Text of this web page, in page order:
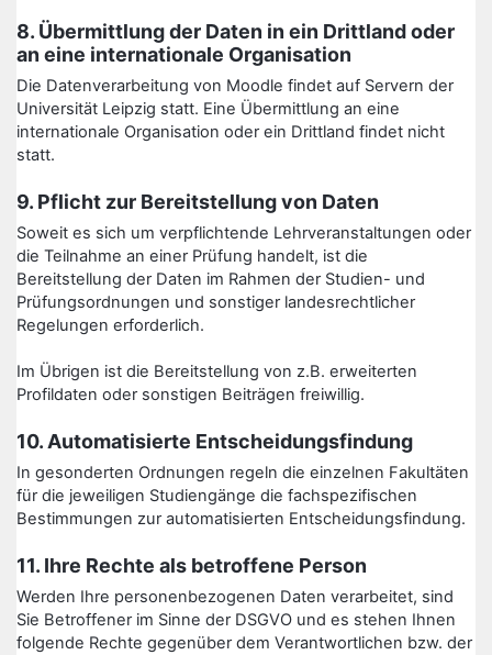
8. Übermittlung der Daten in ein Drittland oder
an eine internationale Organisation
Die Datenverarbeitung von Moodle findet auf Servern der
Universität Leipzig statt. Eine Übermittlung an eine
internationale Organisation oder ein Drittland findet nicht
statt.
9. Pflicht zur Bereitstellung von Daten
Soweit es sich um verpflichtende Lehrveranstaltungen oder
die Teilnahme an einer Prüfung handelt, ist die
Bereitstellung der Daten im Rahmen der Studien- und
Prüfungsordnungen und sonstiger landesrechtlicher
Regelungen erforderlich.
Im Übrigen ist die Bereitstellung von z.B. erweiterten
Profildaten oder sonstigen Beiträgen freiwillig.
10. Automatisierte Entscheidungsfindung
In gesonderten Ordnungen regeln die einzelnen Fakultäten
für die jeweiligen Studiengänge die fachspezifischen
Bestimmungen zur automatisierten Entscheidungsfindung.
11. Ihre Rechte als betroffene Person
Werden Ihre personenbezogenen Daten verarbeitet, sind
Sie Betroffener im Sinne der DSGVO und es stehen Ihnen
folgende Rechte gegenüber dem Verantwortlichen bzw. der